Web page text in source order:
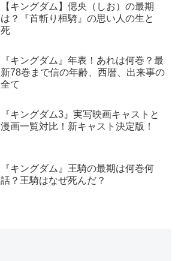
【キングダム】偲央（しお）の最期
は？『首斬り桓騎』の思い人の生と
死
『キングダム』年表！あれは何巻？最
新78巻まで信の年齢、西暦、出来事の
全て
『キングダム3』実写映画キャストと
漫画一覧対比！新キャスト決定版！
『キングダム』王騎の最期は何巻何
話？王騎はなぜ死んだ？